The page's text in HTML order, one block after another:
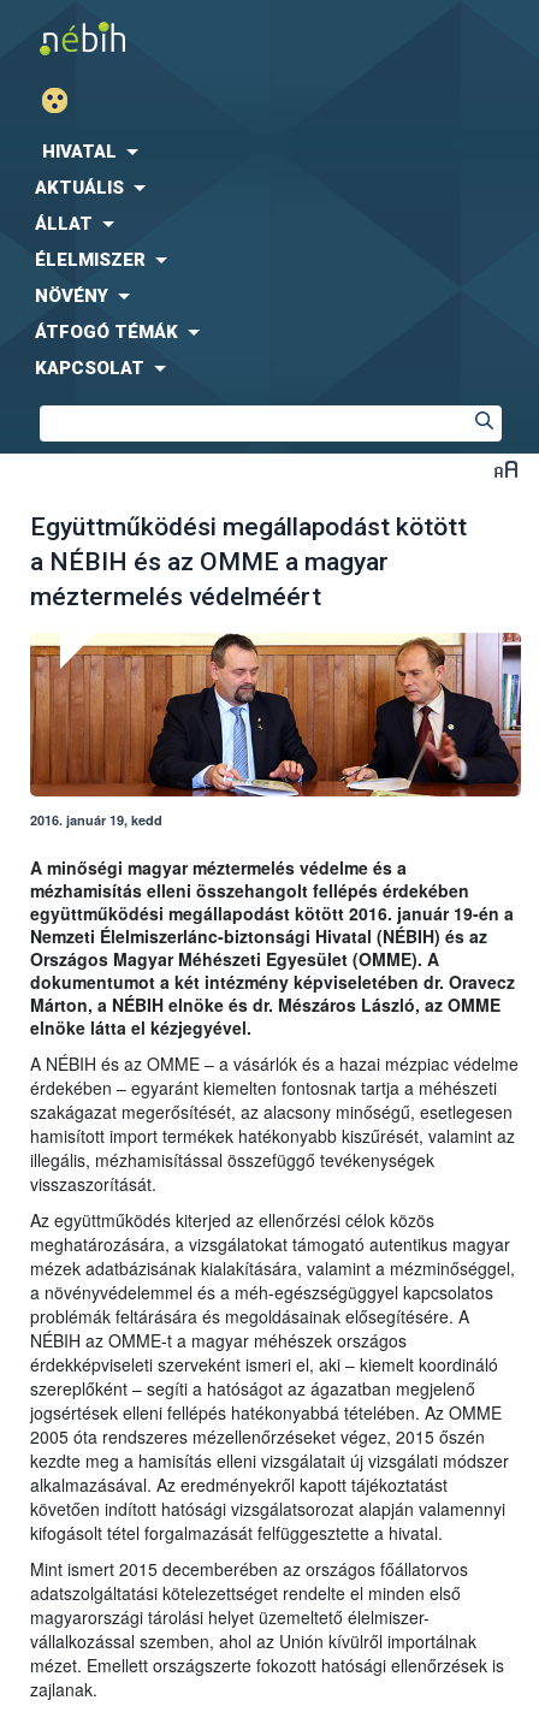
HIVATAL
AKTUÁLIS
ÁLLAT
ÉLELMISZER
NÖVÉNY
ÁTFOGÓ TÉMÁK
KAPCSOLAT
Együttműködési megállapodást kötött
a NÉBIH és az OMME a magyar
méztermelés védelméért
2016. január 19, kedd
A minőségi magyar méztermelés védelme és a
mézhamisítás elleni összehangolt fellépés érdekében
együttműködési megállapodást kötött 2016. január 19-én a
Nemzeti Élelmiszerlánc-biztonsági Hivatal (NÉBIH) és az
Országos Magyar Méhészeti Egyesület (OMME). A
dokumentumot a két intézmény képviseletében dr. Oravecz
Márton, a NÉBIH elnöke és dr. Mészáros László, az OMME
elnöke látta el kézjegyével.
A NÉBIH és az OMME – a vásárlók és a hazai mézpiac védelme
érdekében – egyaránt kiemelten fontosnak tartja a méhészeti
szakágazat megerősítését, az alacsony minőségű, esetlegesen
hamisított import termékek hatékonyabb kiszűrését, valamint az
illegális, mézhamisítással összefüggő tevékenységek
visszaszorítását.
Az együttműködés kiterjed az ellenőrzési célok közös
meghatározására, a vizsgálatokat támogató autentikus magyar
mézek adatbázisának kialakítására, valamint a mézminőséggel,
a növényvédelemmel és a méh-egészségüggyel kapcsolatos
problémák feltárására és megoldásainak elősegítésére. A
NÉBIH az OMME-t a magyar méhészek országos
érdekképviseleti szerveként ismeri el, aki – kiemelt koordináló
szereplőként – segíti a hatóságot az ágazatban megjelenő
jogsértések elleni fellépés hatékonyabbá tételében. Az OMME
2005 óta rendszeres mézellenőrzéseket végez, 2015 őszén
kezdte meg a hamisítás elleni vizsgálatait új vizsgálati módszer
alkalmazásával. Az eredményekről kapott tájékoztatást
követően indított hatósági vizsgálatsorozat alapján valamennyi
kifogásolt tétel forgalmazását felfüggesztette a hivatal.
Mint ismert 2015 decemberében az országos főállatorvos
adatszolgáltatási kötelezettséget rendelte el minden első
magyarországi tárolási helyet üzemeltető élelmiszer-
vállalkozással szemben, ahol az Unión kívülről importálnak
mézet. Emellett országszerte fokozott hatósági ellenőrzések is
zajlanak.